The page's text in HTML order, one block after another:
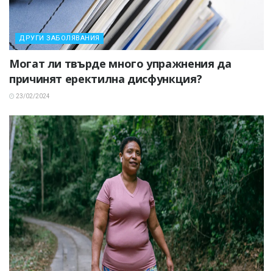
ДРУГИ ЗАБОЛЯВАНИЯ
Могат ли твърде много упражнения да
причинят еректилна дисфункция?
23/02/2024